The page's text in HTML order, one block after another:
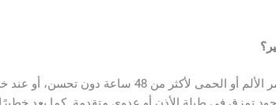
يعد التهاب الأذن خطيرًا عندما يستمر الألم أو الحمى